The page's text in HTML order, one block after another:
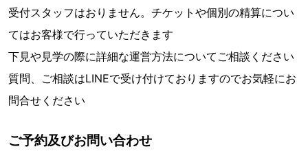
受付スタッフはおりません。チケットや個別の精算につい
てはお客様で行っていただきます
下見や見学の際に詳細な運営方法についてご相談ください
質問、ご相談はLINEで受け付けておりますのでお気軽にお
問合せください
ご予約及びお問い合わせ